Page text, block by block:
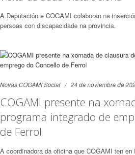
A Deputación e COGAMI colaboran na
persoas con discapacidade na provincia.
Novas COGAMI Social 24 de noviembre de
COGAMI presente na
programa integrado de
de Ferrol
A coordinadora da oficina que COGAMI ten